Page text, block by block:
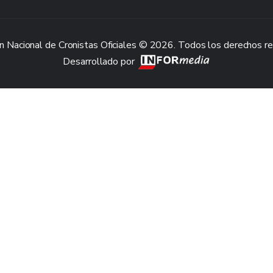
Nacional de Cronistas Oficiales © 2026. Todos los derechos
Desarrollado por